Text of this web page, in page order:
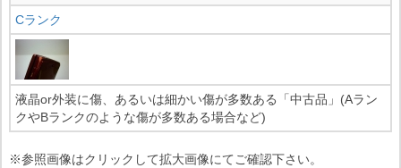
Cランク
液晶or外装に傷、あるいは細かい傷が多数ある「中古品」(Aラン
クやBランクのような傷が多数ある場合など)
※参照画像はクリックして拡大画像にてご確認下さい。